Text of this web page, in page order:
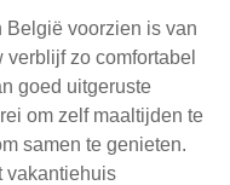
België voorzien is van
zo comfortabel
goed uitgeruste
om zelf maaltijden te
samen te genieten.
vakantiehuis